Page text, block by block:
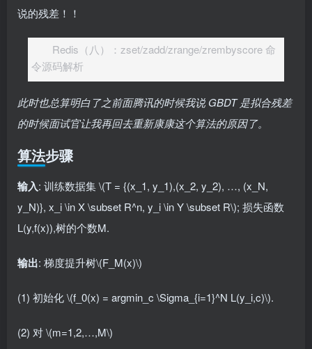
说的残差！！
Redis（八）：zset/zadd/zrange/zrembyscore 命
令源码解析
此时也总算明白了之前面腾讯的时候我说 GBDT 是拟合残差
的时候面试官让我再回去重新康康这个算法的原因了。
算法步骤
输入: 训练数据集\(T = {(x_1, y_1),(x_2, y_2), …, (x_N,
y_N)}, x_i \in X \subset R^n, y_i \in Y \subset R\); 损失函数
L(y,f(x)),树的个数M.
输出: 梯度提升树\(F_M(x)\)
(1) 初始化\(f_0(x) = argmin_c \Sigma_{i=1}^N L(y_i,c)\).
(2) 对\(m=1,2,…,M\)